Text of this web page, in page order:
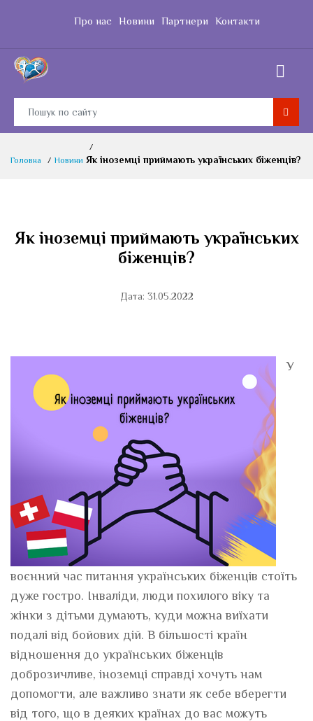
Про нас Новини Партнери Контакти
Головна Новини Як іноземці приймають українських біженців?
Як іноземці приймають українських
біженців?
Дата: 31.05.2022
У
воєнний час питання українських біженців стоїть
дуже гостро. Інваліди, люди похилого віку та
жінки з дітьми думають, куди можна виїхати
подалі від бойових дій. В більшості країн
відношення до українських біженців
доброзичливе, іноземці справді хочуть нам
допомогти, але важливо знати як себе вберегти
від того, що в деяких країнах до вас можуть